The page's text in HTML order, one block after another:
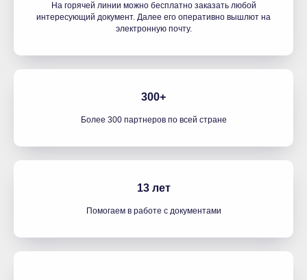
На горячей линии можно бесплатно заказать любой
интересующий документ. Далее его оперативно вышлют на
электронную почту.
300+
Более 300 партнеров по всей стране
13 лет
Помогаем в работе с документами